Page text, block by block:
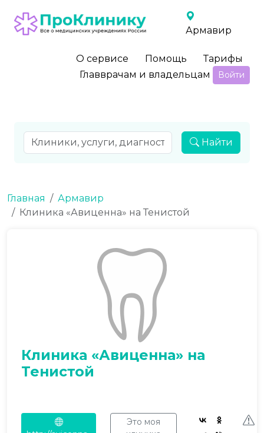
Армавир
О сервисе Помощь
Тарифы
Главврачам и владельцам
Войти
Найти
Главная
Армавир
Клиника «Авиценна» на Тенистой
Клиника «Авиценна» на
Тенистой
Это моя